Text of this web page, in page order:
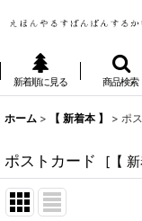
新着順に見る 商品検索
ホーム > 【 新着本 】 > ポ
ポストカード [ 【